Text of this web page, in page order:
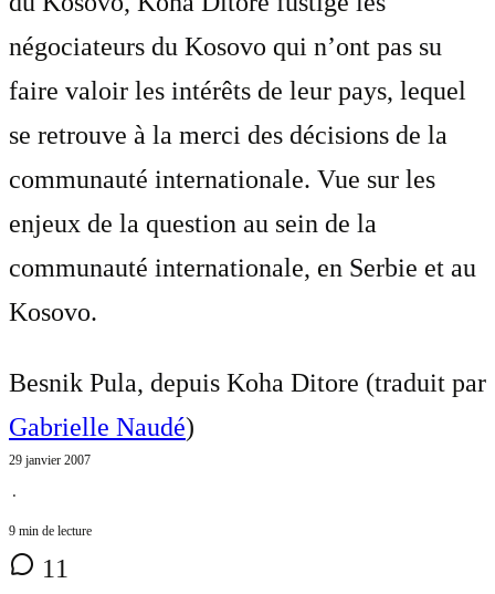
négociateurs du Kosovo qui n’ont pas su
faire valoir les intérêts de leur pays, lequel
se retrouve à la merci des décisions de la
communauté internationale. Vue sur les
enjeux de la question au sein de la
communauté internationale, en Serbie et au
Kosovo.
Besnik Pula, depuis Koha Ditore (traduit par
Gabrielle Naudé)
29 janvier 2007
⋅
9 min de lecture
11